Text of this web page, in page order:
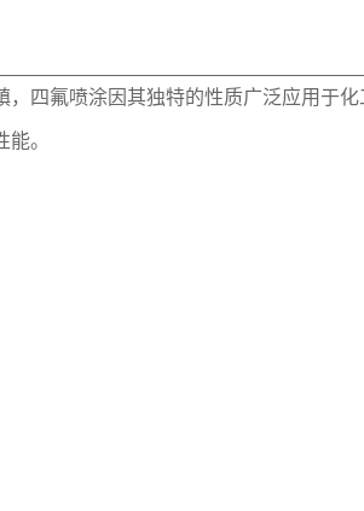
四氟喷涂因其独特的性质广泛应用于
。